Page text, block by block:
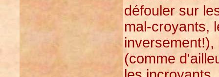
défouler sur
mal-croyants,
inversement!),
(comme